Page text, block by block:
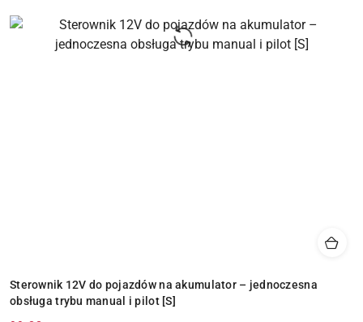
Sterownik 12V do pojazdów na akumulator – jednoczesna
obsługa trybu manual i pilot [S]